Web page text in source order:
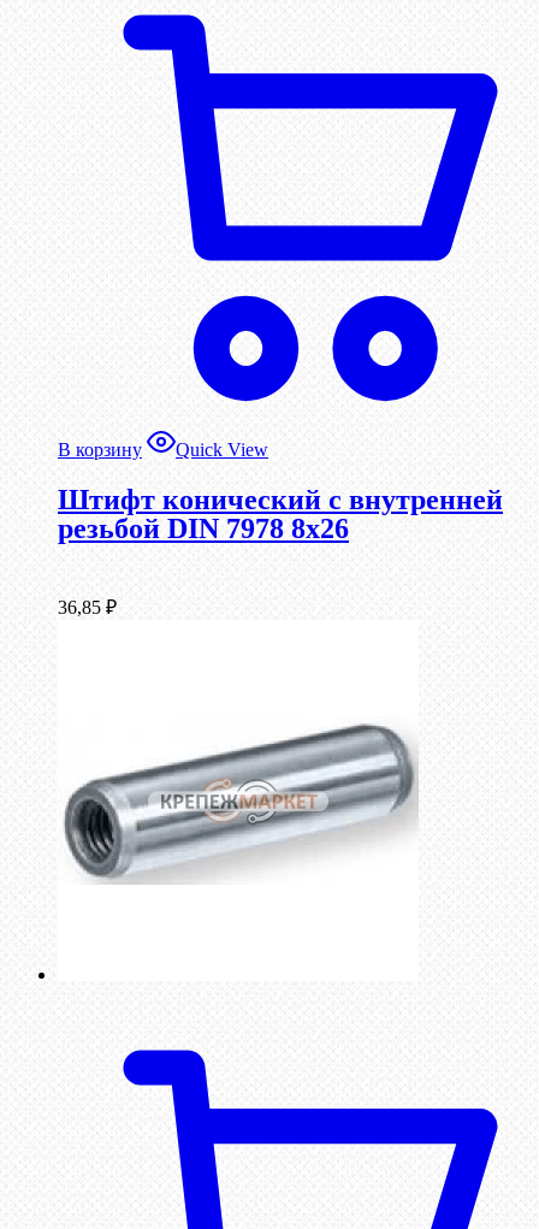
В корзину Quick View
Штифт конический с внутренней
резьбой DIN 7978 8х26
36,85 ₽